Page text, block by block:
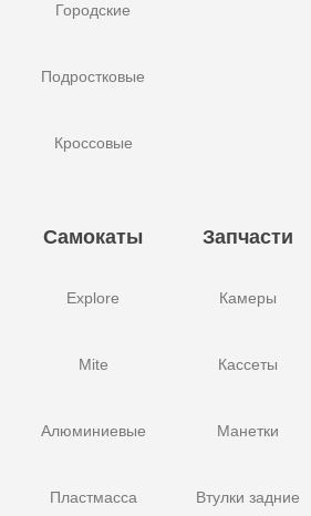
Городские
Подростковые
Кроссовые
Самокаты
Explore
Mite
Алюминиевые
Пластмасса
Запчасти
Камеры
Кассеты
Манетки
Втулки задние